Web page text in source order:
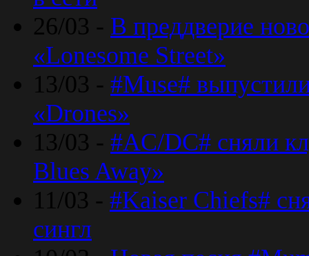
26/03 - В преддверие
«Lonesome Street»
13/03 - #Muse#
«Drones»
13/03 - #AC/DC# сняли
Blues Away»
11/03 - #Kaiser Chiefs#
сингл